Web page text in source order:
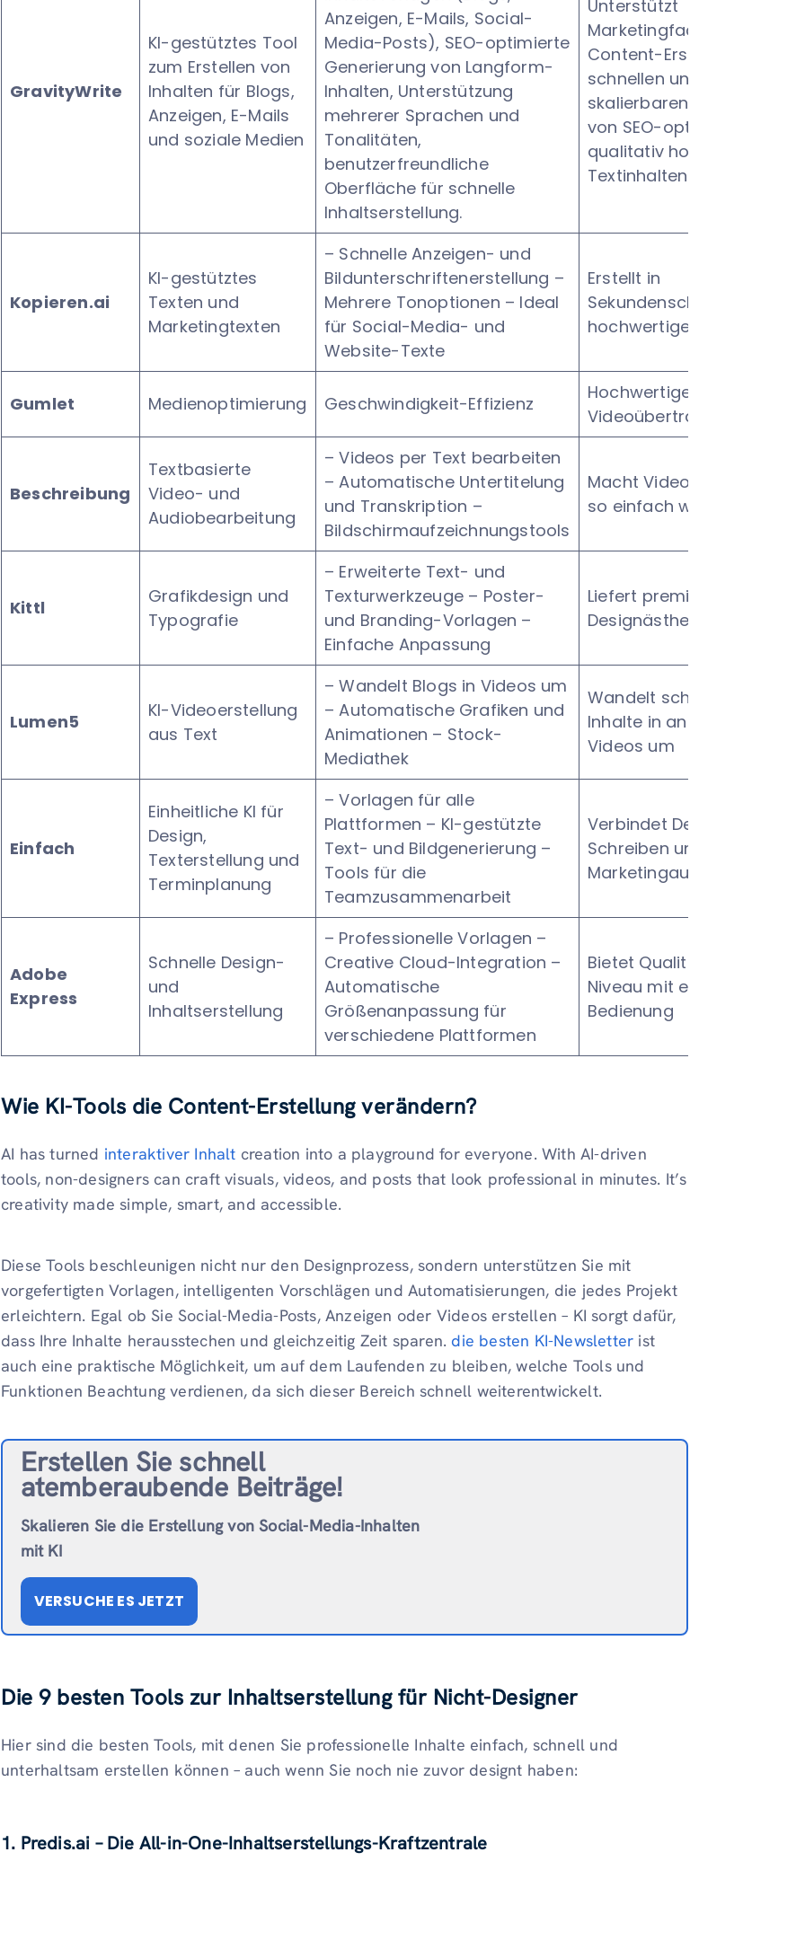
GravityWrite
KI-gestütztes Tool
zum Erstellen von
Inhalten für Blogs,
Anzeigen, E-Mails
und soziale Medien
Anzeigen, E-Mails, Social-
Media-Posts), SEO-optimierte
Generierung von Langform-
Inhalten, Unterstützung
mehrerer Sprachen und
Tonalitäten,
benutzerfreundliche
Oberfläche für schnelle
Inhaltserstellung.
Unterstützt
Marketingfachleute und
Content-Ersteller bei der
schnellen und
skalierbaren Erstellung
von SEO-optimierten,
qualitativ hochwertigen
Textinhalten.
Kopieren.ai
KI-gestütztes
Texten und
Marketingtexten
– Schnelle Anzeigen- und
Bildunterschriftenerstellung –
Mehrere Tonoptionen – Ideal
für Social-Media- und
Website-Texte
Erstellt in
Sekundenschnelle
hochwertige Texte.
Gumlet Medienoptimierung Geschwindigkeit-Effizienz
Hochwertige Bild- und
Videoübertragung
Beschreibung
Textbasierte
Video- und
Audiobearbeitung
– Videos per Text bearbeiten
– Automatische Untertitelung
und Transkription –
Bildschirmaufzeichnungstools
Macht Videobearbeitung
so einfach wie Schreiben
Kittl
Grafikdesign und
Typografie
– Erweiterte Text- und
Texturwerkzeuge – Poster-
und Branding-Vorlagen –
Einfache Anpassung
Liefert premium mühelose
Designästhetik
Lumen5
KI-Videoerstellung
aus Text
– Wandelt Blogs in Videos um
– Automatische Grafiken und
Animationen – Stock-
Mediathek
Wandelt schriftliche
Inhalte in ansprechende
Videos um
Einfach
Einheitliche KI für
Design,
Texterstellung und
Terminplanung
– Vorlagen für alle
Plattformen – KI-gestützte
Text- und Bildgenerierung –
Tools für die
Teamzusammenarbeit
Verbindet Design,
Schreiben und
Marketingautomatisierung
Adobe
Express
Schnelle Design-
und
Inhaltserstellung
– Professionelle Vorlagen –
Creative Cloud-Integration –
Automatische
Größenanpassung für
verschiedene Plattformen
Bietet Qualität auf Adobe-
Niveau mit einfacher
Bedienung
Wie KI-Tools die Content-Erstellung verändern?
AI has turned interaktiver Inhalt creation into a playground for everyone. With AI-driven
tools, non-designers can craft visuals, videos, and posts that look professional in minutes. It’s
creativity made simple, smart, and accessible.
Diese Tools beschleunigen nicht nur den Designprozess, sondern unterstützen Sie mit
vorgefertigten Vorlagen, intelligenten Vorschlägen und Automatisierungen, die jedes Projekt
erleichtern. Egal ob Sie Social-Media-Posts, Anzeigen oder Videos erstellen – KI sorgt dafür,
dass Ihre Inhalte herausstechen und gleichzeitig Zeit sparen. die besten KI-Newsletter ist
auch eine praktische Möglichkeit, um auf dem Laufenden zu bleiben, welche Tools und
Funktionen Beachtung verdienen, da sich dieser Bereich schnell weiterentwickelt.
Erstellen Sie schnell
atemberaubende Beiträge!
Skalieren Sie die Erstellung von Social-Media-Inhalten
mit KI
VERSUCHE ES JETZT
Die 9 besten Tools zur Inhaltserstellung für Nicht-Designer
Hier sind die besten Tools, mit denen Sie professionelle Inhalte einfach, schnell und
unterhaltsam erstellen können – auch wenn Sie noch nie zuvor designt haben:
1. Predis.ai – Die All-in-One-Inhaltserstellungs-Kraftzentrale